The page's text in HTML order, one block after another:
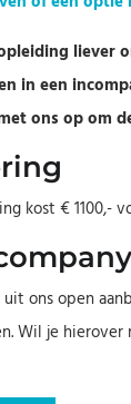
liever
in een
ons op om
kost € 1100,-
ons open
Wil je hierover